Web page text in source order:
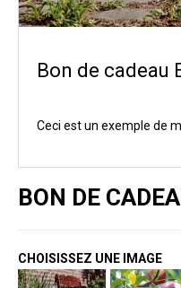
Bon de cadeau
Ceci est un exemple de
BON DE
CHOISISSEZ UNE IMAGE